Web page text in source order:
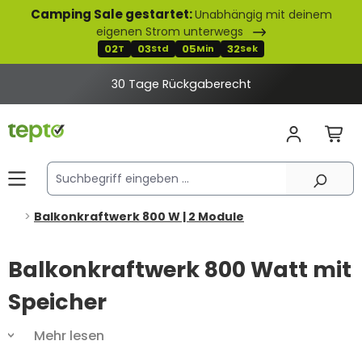
springen
Camping Sale gestartet:Unabhängig mit deinem
eigenen Strom unterwegs
02T 03Std 05Min 31Sek
30 Tage Rückgaberecht
Balkonkraftwerk 800 W | 2 Module
Balkonkraftwerk 800 Watt mit
Speicher
Du hast genug von steigenden Strompreisen und
Mehr lesen